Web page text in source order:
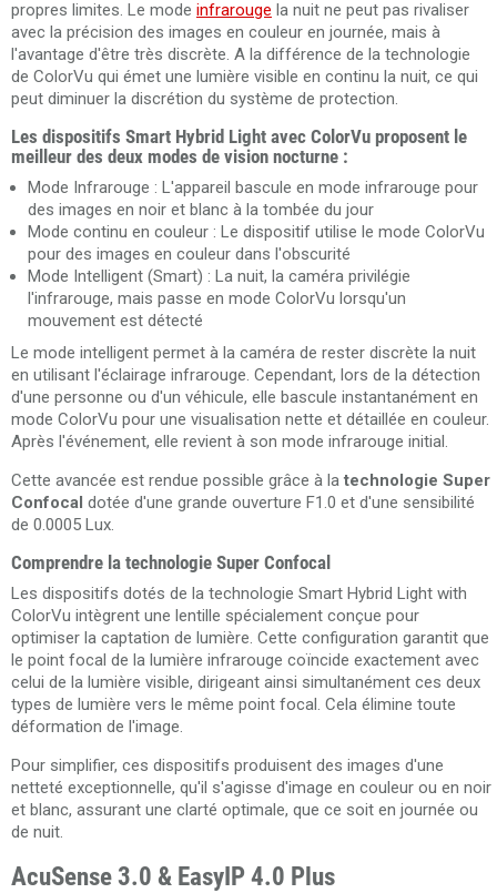
propres limites. Le mode infrarouge la nuit ne peut pas rivaliser
avec la précision des images en couleur en journée, mais à
l'avantage d'être très discrète. A la différence de la technologie
de ColorVu qui émet une lumière visible en continu la nuit, ce qui
peut diminuer la discrétion du système de protection.
Les dispositifs Smart Hybrid Light avec ColorVu proposent le
meilleur des deux modes de vision nocturne :
Mode Infrarouge : L'appareil bascule en mode infrarouge pour
des images en noir et blanc à la tombée du jour
Mode continu en couleur : Le dispositif utilise le mode ColorVu
pour des images en couleur dans l'obscurité
Mode Intelligent (Smart) : La nuit, la caméra privilégie
l'infrarouge, mais passe en mode ColorVu lorsqu'un
mouvement est détecté
Le mode intelligent permet à la caméra de rester discrète la nuit
en utilisant l'éclairage infrarouge. Cependant, lors de la détection
d'une personne ou d'un véhicule, elle bascule instantanément en
mode ColorVu pour une visualisation nette et détaillée en couleur.
Après l'événement, elle revient à son mode infrarouge initial.
Cette avancée est rendue possible grâce à la technologie Super
Confocal dotée d'une grande ouverture F1.0 et d'une sensibilité
de 0.0005 Lux.
Comprendre la technologie Super Confocal
Les dispositifs dotés de la technologie Smart Hybrid Light with
ColorVu intègrent une lentille spécialement conçue pour
optimiser la captation de lumière. Cette configuration garantit que
le point focal de la lumière infrarouge coïncide exactement avec
celui de la lumière visible, dirigeant ainsi simultanément ces deux
types de lumière vers le même point focal. Cela élimine toute
déformation de l'image.
Pour simplifier, ces dispositifs produisent des images d'une
netteté exceptionnelle, qu'il s'agisse d'image en couleur ou en noir
et blanc, assurant une clarté optimale, que ce soit en journée ou
de nuit.
AcuSense 3.0 & EasyIP 4.0 Plus